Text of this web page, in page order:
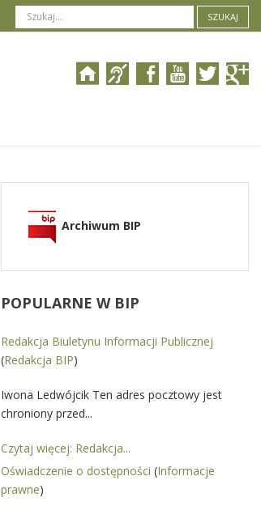
SZUKAJ
Archiwum BIP
POPULARNE W BIP
Redakcja Biuletynu Informacji Publicznej
(Redakcja BIP)
Iwona Ledwójcik Ten adres pocztowy jest
chroniony przed...
Czytaj więcej: Redakcja...
Oświadczenie o dostępności (Informacje
prawne)